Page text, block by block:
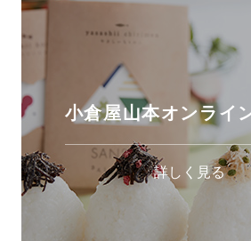
小倉屋山本オンライ
詳しく見る